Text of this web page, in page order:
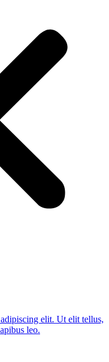
elit. Ut elit tellus,
leo.